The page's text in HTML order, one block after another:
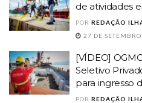
de atividades
POR REDAÇÃO
27 DE
[VÍDEO]
Seletivo
para ingresso
POR REDAÇÃO